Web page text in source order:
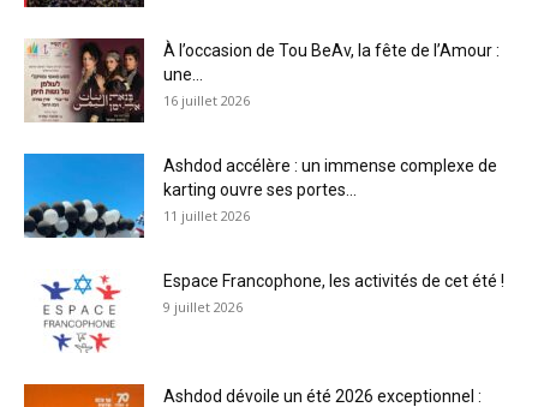
À l’occasion de Tou BeAv, la fête de l’Amour :
une...
16 juillet 2026
Ashdod accélère : un immense complexe de
karting ouvre ses portes...
11 juillet 2026
Espace Francophone, les activités de cet été !
9 juillet 2026
Ashdod dévoile un été 2026 exceptionnel :